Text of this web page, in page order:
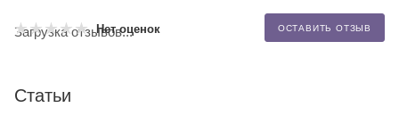
Нет оценок ОСТАВИТЬ ОТЗЫВ
Загрузка отзывов...
Статьи